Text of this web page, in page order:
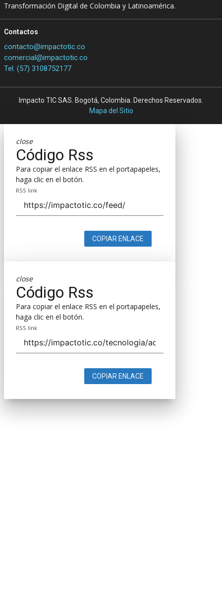
Transformación Digital de Colombia y Latinoamérica.
Contactos
contacto@impactotic.co
comercial@impactotic.co
Tel. (57) 3108752177
Impacto TIC SAS. Bogotá, Colombia. Derechos Reservados.
Mapa del Sitio
close
Código Rss
Para copiar el enlace RSS en el portapapeles,
haga clic en el botón.
RSS link
COPIAR ENLACE
close
Código Rss
Para copiar el enlace RSS en el portapapeles,
haga clic en el botón.
RSS link
COPIAR ENLACE